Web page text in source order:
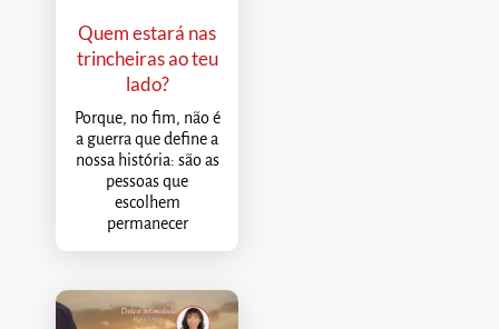
Quem estará nas
trincheiras ao teu
lado?
Porque, no fim, não é
a guerra que define a
nossa história: são as
pessoas que
escolhem
permanecer